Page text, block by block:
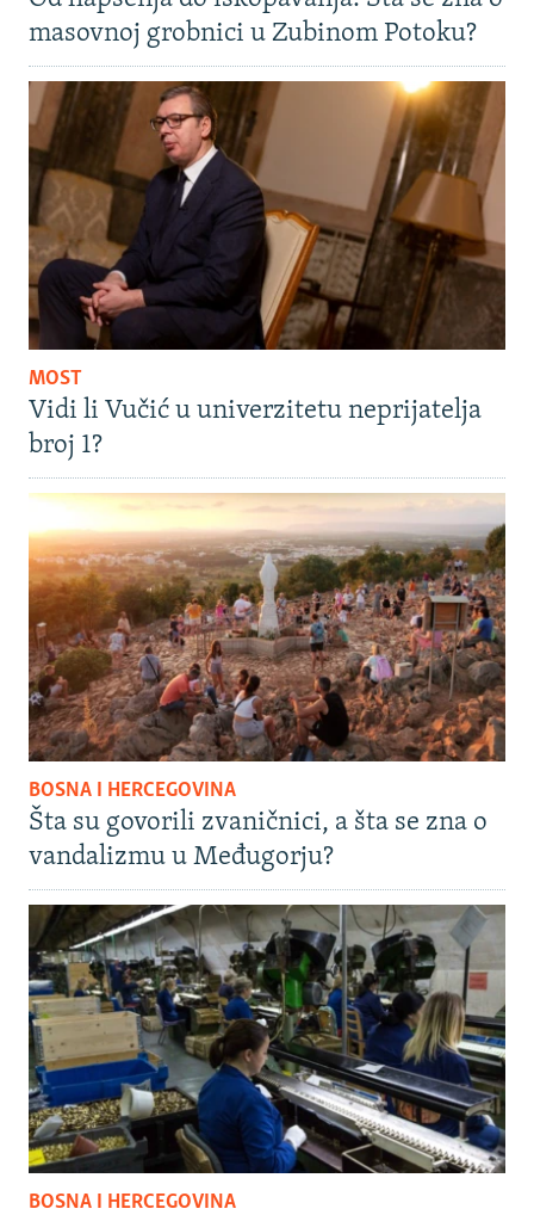
masovnoj grobnici u Zubinom Potoku?
MOST
Vidi li Vučić u univerzitetu neprijatelja
broj 1?
BOSNA I HERCEGOVINA
Šta su govorili zvaničnici, a šta se zna o
vandalizmu u Međugorju?
BOSNA I HERCEGOVINA